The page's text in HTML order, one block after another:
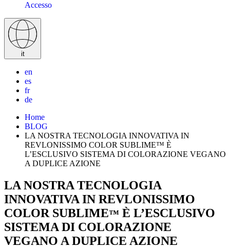
Accesso
it
en
es
fr
de
Home
BLOG
LA NOSTRA TECNOLOGIA INNOVATIVA IN
REVLONISSIMO COLOR SUBLIME™ È
L’ESCLUSIVO SISTEMA DI COLORAZIONE VEGANO
A DUPLICE AZIONE
LA NOSTRA TECNOLOGIA
INNOVATIVA IN REVLONISSIMO
COLOR SUBLIME™ È L’ESCLUSIVO
SISTEMA DI COLORAZIONE
VEGANO A DUPLICE AZIONE